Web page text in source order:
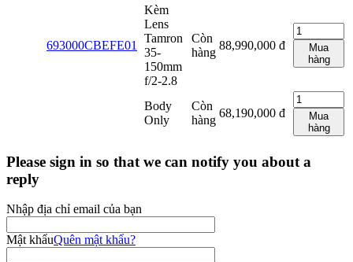
693000CBEFE01
Kèm
Lens
Tamron
35-
150mm
f/2-2.8
Còn
hàng
88,990,000 đ
Mua
hàng
Body
Only
Còn
hàng
68,190,000 đ
Mua
hàng
Please sign in so that we can notify you about a
reply
Nhập địa chỉ email của bạn
Mật khẩuQuên mật khẩu?